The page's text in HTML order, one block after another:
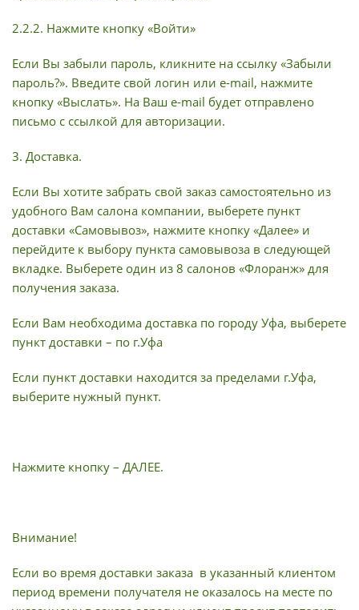
2.2.2. Нажмите кнопку «Войти»
Если Вы забыли пароль, кликните на ссылку «Забыли
пароль?». Введите свой логин или e-mail, нажмите
кнопку «Выслать». На Ваш e-mail будет отправлено
письмо с ссылкой для авторизации.
3. Доставка.
Если Вы хотите забрать свой заказ самостоятельно из
удобного Вам салона компании, выберете пункт
доставки «Самовывоз», нажмите кнопку «Далее» и
перейдите к выбору пункта самовывоза в следующей
вкладке. Выберете один из 8 салонов «Флоранж» для
получения заказа.
Если Вам необходима доставка по городу Уфа, выберете
пункт доставки – по г.Уфа
Если пункт доставки находится за пределами г.Уфа,
выберите нужный пункт.
Нажмите кнопку – ДАЛЕЕ.
Внимание!
Если во время доставки заказа в указанный клиентом
период времени получателя не оказалось на месте по